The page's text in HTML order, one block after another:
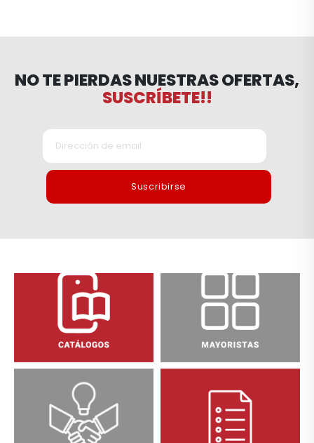
NO TE PIERDAS NUESTRAS OFERTAS,
SUSCRÍBETE!!
Suscribirse